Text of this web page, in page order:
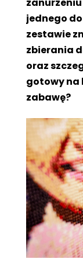
jednego
zestawie
zbierania
oraz
gotowy na
zabawę?